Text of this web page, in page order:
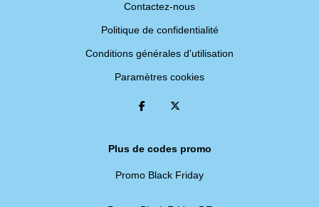
Contactez-nous
Politique de confidentialité
Conditions générales d'utilisation
Paramètres cookies
Plus de codes promo
Promo Black Friday